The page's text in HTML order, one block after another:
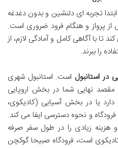
تجربه ای دلنشین و بدون دغدغه
پرواز و هنگام فرود ضروری است.
تا با آگاهی کامل و آمادگی لازم، از
را ببرند.
در استانبول است. استانبول شهری
نهایی شما در بخش اروپایی
یا در بخش آسیایی (کادیکوی،
و نحوه دسترسی ایفا می کند.
هزینه زیادی را در طول سفر صرفه
است، فرودگاه صبیحا گوکچن